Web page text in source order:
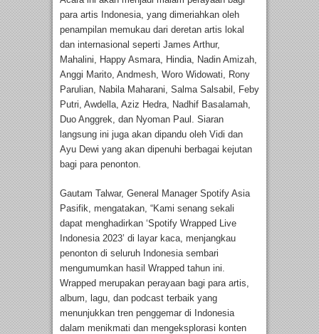
para artis Indonesia, yang dimeriahkan oleh
penampilan memukau dari deretan artis lokal
dan internasional seperti James Arthur,
Mahalini, Happy Asmara, Hindia, Nadin Amizah,
Anggi Marito, Andmesh, Woro Widowati, Rony
Parulian, Nabila Maharani, Salma Salsabil, Feby
Putri, Awdella, Aziz Hedra, Nadhif Basalamah,
Duo Anggrek, dan Nyoman Paul. Siaran
langsung ini juga akan dipandu oleh Vidi dan
Ayu Dewi yang akan dipenuhi berbagai kejutan
bagi para penonton.
Gautam Talwar, General Manager Spotify Asia
Pasifik, mengatakan, “Kami senang sekali
dapat menghadirkan ‘Spotify Wrapped Live
Indonesia 2023’ di layar kaca, menjangkau
penonton di seluruh Indonesia sembari
mengumumkan hasil Wrapped tahun ini.
Wrapped merupakan perayaan bagi para artis,
album, lagu, dan podcast terbaik yang
menunjukkan tren penggemar di Indonesia
dalam menikmati dan mengeksplorasi konten